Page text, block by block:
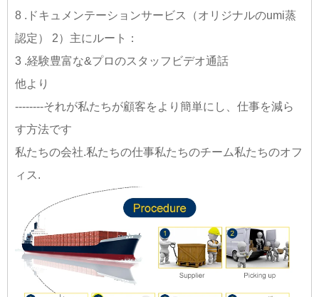
8 .ドキュメンテーションサービス（オリジナルのumi蒸
認定） 2）主にルート：
3 .経験豊富な&プロのスタッフ ビデオ通話
他より
--------それが私たちが顧客をより簡単にし、仕事を減ら
す方法です
私たちの会社.私たちの仕事私たちのチーム私たちのオフ
ィス.